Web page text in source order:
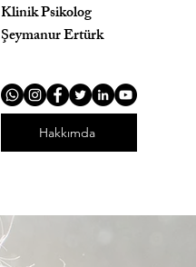
Klinik Psikolog
Şeymanur Ertürk
Hakkımda